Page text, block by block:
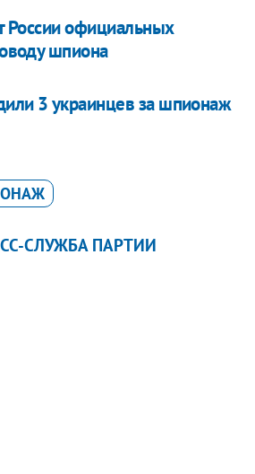
России официальных
шпиона
3 украинцев за шпионаж
СЛУЖБА ПАРТИИ